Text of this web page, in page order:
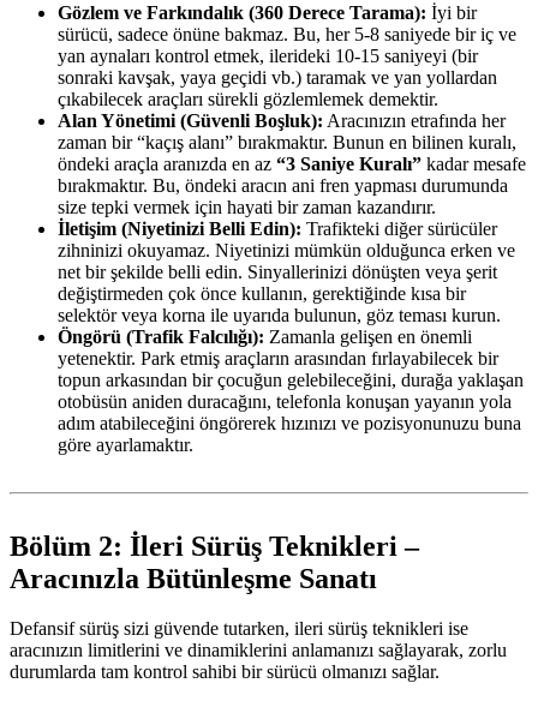
Gözlem ve Farkındalık (360 Derece Tarama): İyi bir
sürücü, sadece önüne bakmaz. Bu, her 5-8 saniyede bir iç ve
yan aynaları kontrol etmek, ilerideki 10-15 saniyeyi (bir
sonraki kavşak, yaya geçidi vb.) taramak ve yan yollardan
çıkabilecek araçları sürekli gözlemlemek demektir.
Alan Yönetimi (Güvenli Boşluk): Aracınızın etrafında her
zaman bir “kaçış alanı” bırakmaktır. Bunun en bilinen kuralı,
öndeki araçla aranızda en az “3 Saniye Kuralı” kadar mesafe
bırakmaktır. Bu, öndeki aracın ani fren yapması durumunda
size tepki vermek için hayati bir zaman kazandırır.
İletişim (Niyetinizi Belli Edin): Trafikteki diğer sürücüler
zihninizi okuyamaz. Niyetinizi mümkün olduğunca erken ve
net bir şekilde belli edin. Sinyallerinizi dönüşten veya şerit
değiştirmeden çok önce kullanın, gerektiğinde kısa bir
selektör veya korna ile uyarıda bulunun, göz teması kurun.
Öngörü (Trafik Falcılığı): Zamanla gelişen en önemli
yetenektir. Park etmiş araçların arasından fırlayabilecek bir
topun arkasından bir çocuğun gelebileceğini, durağa yaklaşan
otobüsün aniden duracağını, telefonla konuşan yayanın yola
adım atabileceğini öngörerek hızınızı ve pozisyonunuzu buna
göre ayarlamaktır.
Bölüm 2: İleri Sürüş Teknikleri –
Aracınızla Bütünleşme Sanatı
Defansif sürüş sizi güvende tutarken, ileri sürüş teknikleri ise
aracınızın limitlerini ve dinamiklerini anlamanızı sağlayarak, zorlu
durumlarda tam kontrol sahibi bir sürücü olmanızı sağlar.